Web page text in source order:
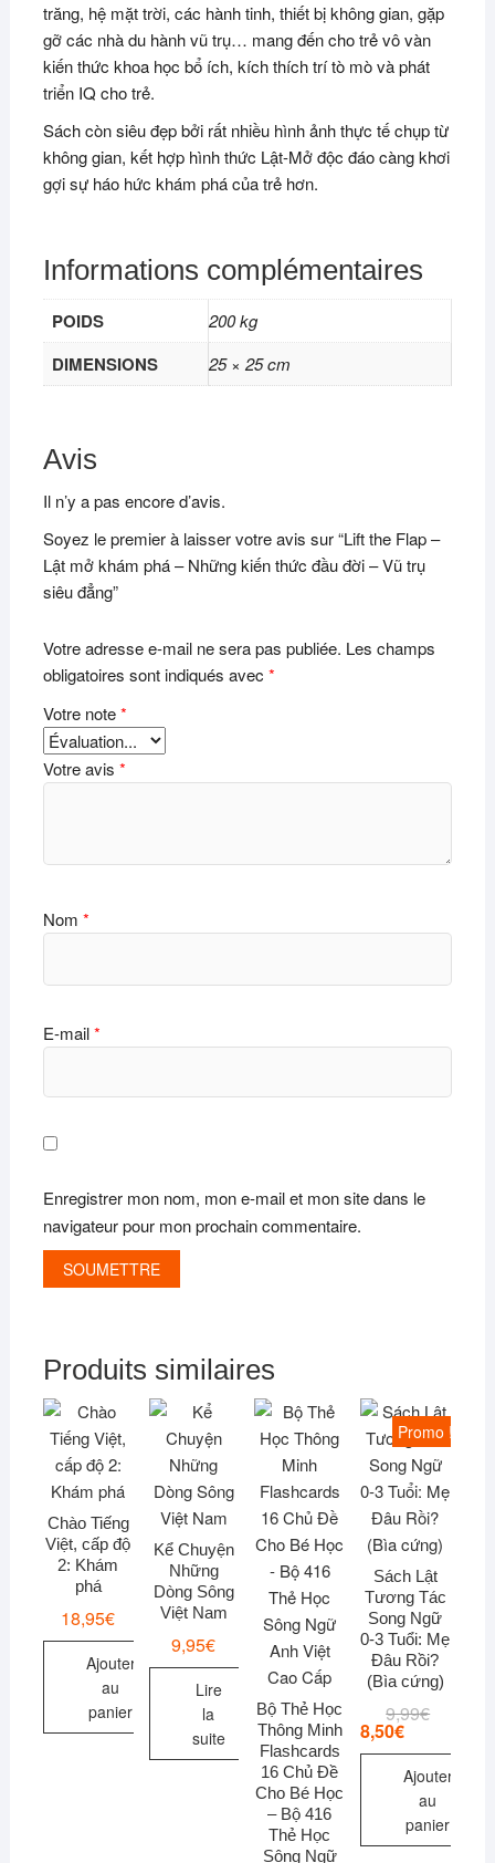
trăng, hệ mặt trời, các hành tinh, thiết bị không gian, gặp
gỡ các nhà du hành vũ trụ… mang đến cho trẻ vô vàn
kiến thức khoa học bổ ích, kích thích trí tò mò và phát
triển IQ cho trẻ.
Sách còn siêu đẹp bởi rất nhiều hình ảnh thực tế chụp từ
không gian, kết hợp hình thức Lật-Mở độc đáo càng khơi
gợi sự háo hức khám phá của trẻ hơn.
Informations complémentaires
POIDS 200 kg
DIMENSIONS 25 × 25 cm
Avis
Il n’y a pas encore d’avis.
Soyez le premier à laisser votre avis sur “Lift the Flap –
Lật mở khám phá – Những kiến thức đầu đời – Vũ trụ
siêu đẳng”
Votre adresse e-mail ne sera pas publiée. Les champs
obligatoires sont indiqués avec *
Votre note*
Votre avis *
Nom *
E-mail*
Enregistrer mon nom, mon e-mail et mon site dans le
navigateur pour mon prochain commentaire.
Produits similaires
Chào Tiếng
Việt, cấp độ
2: Khám
phá
18,95€
Ajouter
au
panier
Kể Chuyện
Những
Dòng Sông
Việt Nam
9,95€
Lire
la
suite
Bộ Thẻ Học
Thông Minh
Flashcards
16 Chủ Đề
Cho Bé Học
– Bộ 416
Thẻ Học
Sông Ngữ
Promo !
Sách Lật
Tương Tác
Song Ngữ
0-3 Tuổi: Mẹ
Đâu Rồi?
(Bìa cứng)
9,99€Le
était :
9,99€.
8,50€
Le
est :
8,50€.
Ajouter
au
panier